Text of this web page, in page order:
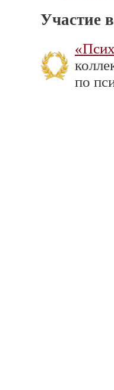
Участие
по